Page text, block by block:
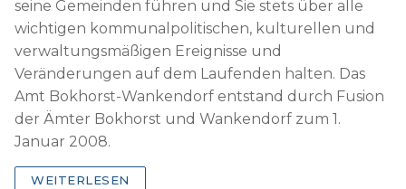
seine Gemeinden führen und Sie stets über alle
wichtigen kommunalpolitischen, kulturellen und
verwaltungsmäßigen Ereignisse und
Veränderungen auf dem Laufenden halten. Das
Amt Bokhorst-Wankendorf entstand durch Fusion
der Ämter Bokhorst und Wankendorf zum 1.
Januar 2008.
WEITERLESEN